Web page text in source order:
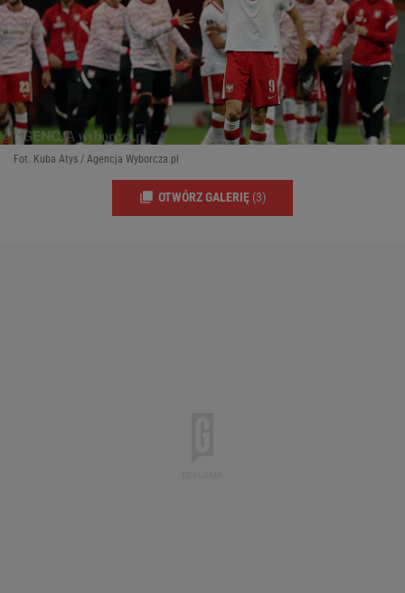
Fot. Kuba Atys / Agencja Wyborcza.pl
OTWÓRZ GALERIĘ (3)